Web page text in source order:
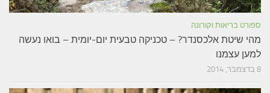
ספורט בריאות וקורונה
מהי שיטת אלכסנדר? – טכניקה טבעית יום-יומית – בואו נעשה
למען עצמנו
8 בדצמבר, 2014